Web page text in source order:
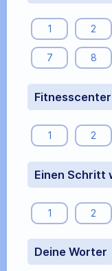
1 2
7 8
1 2
Einen Schritt
1 2
Deine Worter